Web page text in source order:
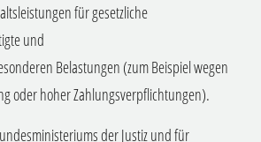
für gesetzliche
und
Belastungen (zum Beispiel wegen
oder hoher Zahlungsverpflichtungen).
der Justiz und für